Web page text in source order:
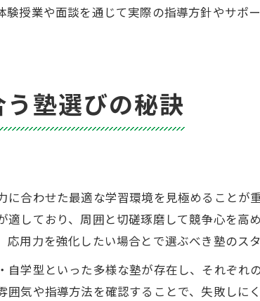
授業や面談を通じて実際の指導方針やサ
塾選びの秘訣
合わせた最適な学習環境を見極めることが
しており、周囲と切磋琢磨して競争心を高
用力を強化したい場合とで選ぶべき塾のスタ
学型といった多様な塾が存在し、それぞれ
気や指導方法を確認することで、失敗しに